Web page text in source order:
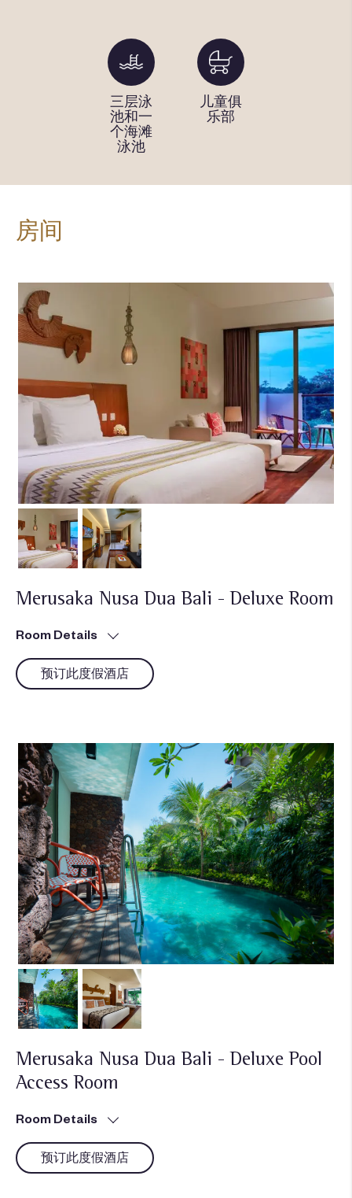
三层泳
池和一
个海滩
泳池
儿童俱
乐部
房间
Merusaka Nusa Dua Bali - Deluxe Room
Room Details
预订此度假酒店
Merusaka Nusa Dua Bali - Deluxe Pool
Access Room
Room Details
预订此度假酒店